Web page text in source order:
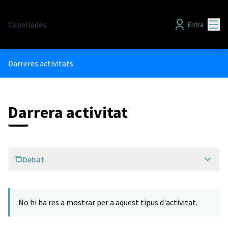
Capellades Entra
Darreres activitats
Darrera activitat
Debat
No hi ha res a mostrar per a aquest tipus d'activitat.